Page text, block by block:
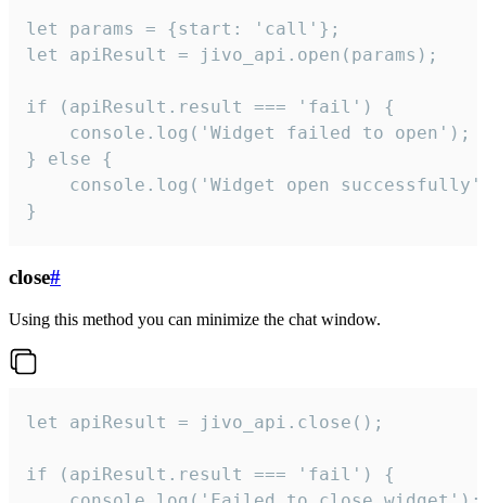
let params = {start: 'call'};
let apiResult = jivo_api.open(params);
if (apiResult.result === 'fail') {
    console.log('Widget failed to open');
} else {
console.log('Widget open
}
close#
Using this method you can minimize the chat window.
let apiResult = jivo_api.close();
if (apiResult.result === 'fail') {